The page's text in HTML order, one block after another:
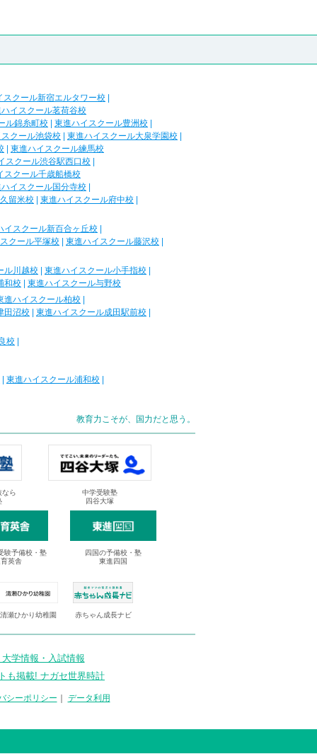
スクール新宿エルタワー校
イスクール茗荷谷校
ル錦糸町校 東進ハイスクール豊洲校
クール池袋校 東進ハイスクール大泉学園校
東進ハイスクール練馬校
スクール渋谷駅西口校
スクール千歳船橋校
イスクール国分寺校
留米校 東進ハイスクール府中校
イスクール新百合ヶ丘校
クール平塚校 東進ハイスクール藤沢校
ル川越校 東進ハイスクール小手指校
和校
東進ハイスクール与野校
進ハイスクール柏校
田沼校 東進ハイスクール成田駅前校
校
東進ハイスクール浦和校
教育力こそが、国力だと思う。
なら
中学受験塾
四谷大塚
験予備校・塾
英舎
四国の予備校・塾
東進四国
清瀬ひかり幼稚園 赤ちゃん成長ナビ
学情報・入試情報
も掲載! ナガセ世界時計
シーポリシー データ利用